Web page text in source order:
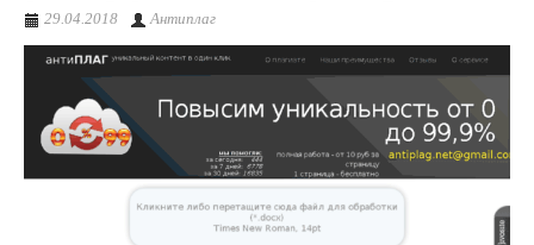
29.04.2018 Антиплаг